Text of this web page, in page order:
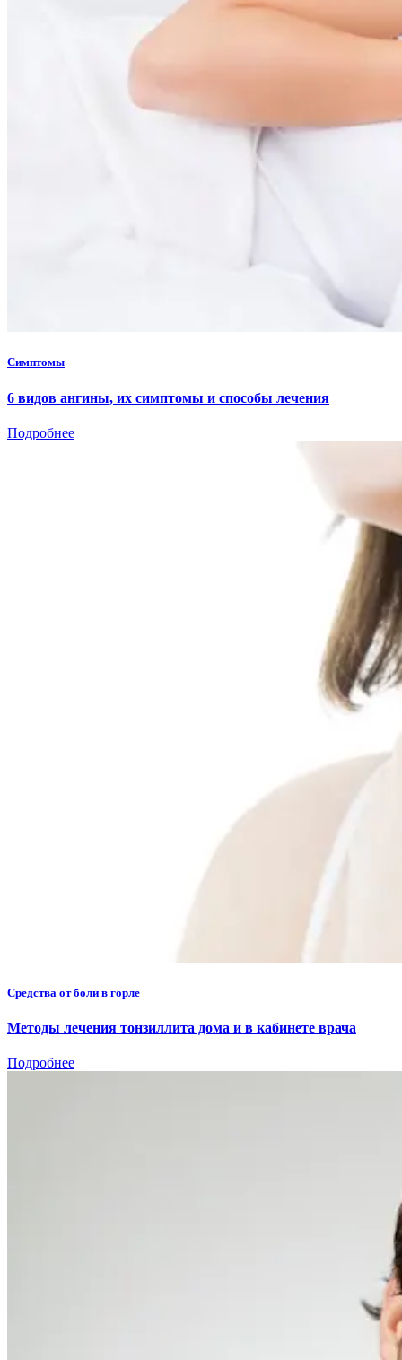
Симптомы
6 видов ангины, их симптомы и способы лечения
Подробнее
Средства от боли в горле
Методы лечения тонзиллита дома и в кабинете врача
Подробнее